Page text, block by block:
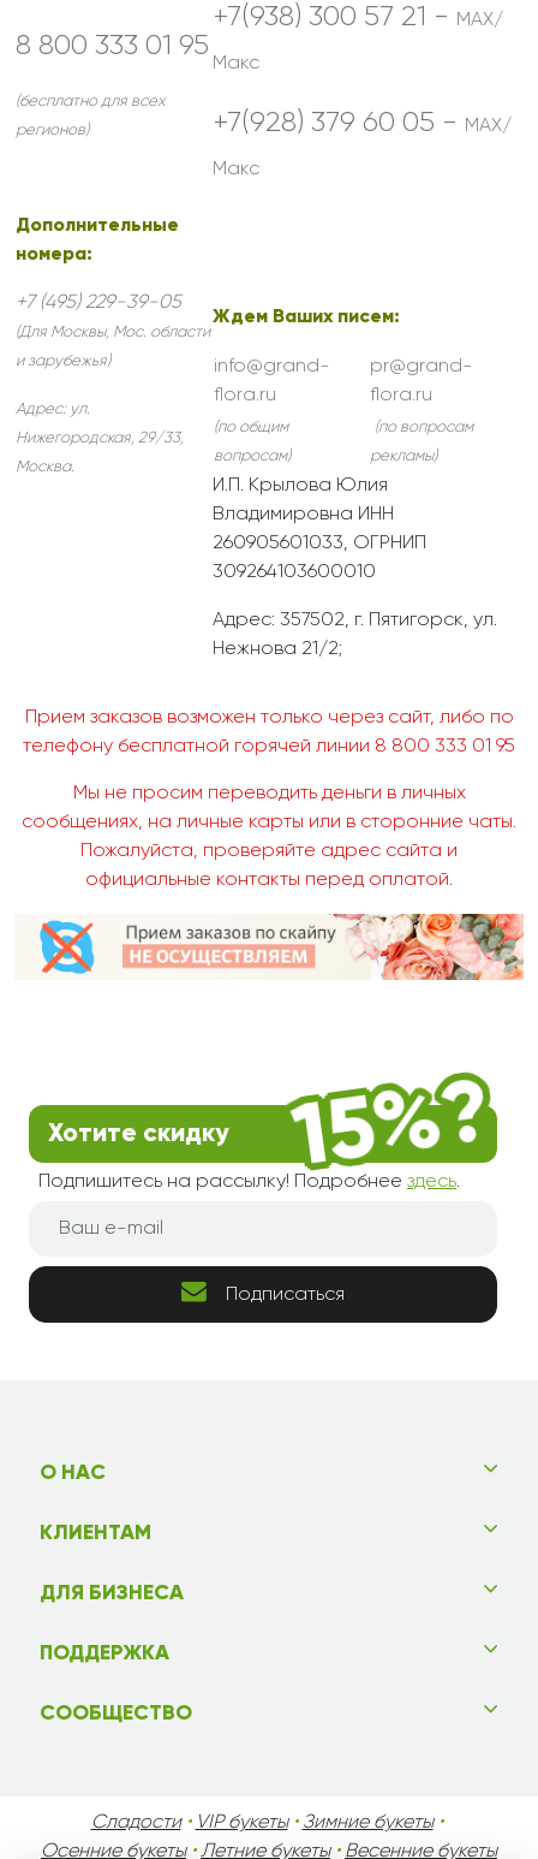
8 800 333 01 95
(бесплатно для всех
регионов)
Дополнительные
номера:
+7 (495) 229-39-05
(Для Москвы, Мос. области
и зарубежья)
Адрес: ул.
Нижегородская, 29/33,
Москва.
+7(938) 300 57 21 - MAX/
Макс
+7(928) 379 60 05 - MAX/
Макс
Ждем Ваших писем:
info@grand-
flora.ru
pr@grand-
flora.ru
(по общим
вопросам)
(по вопросам
рекламы)
И.П. Крылова Юлия
Владимировна ИНН
260905601033, ОГРНИП
309264103600010
Адрес: 357502, г. Пятигорск, ул.
Нежнова 21/2;
Прием заказов возможен только через сайт, либо по
телефону бесплатной горячей линии 8 800 333 01 95
Мы не просим переводить деньги в личных
сообщениях, на личные карты или в сторонние чаты.
Пожалуйста, проверяйте адрес сайта и
официальные контакты перед оплатой.
Хотите скидку
Подпишитесь на рассылку! Подробнее здесь.
Подписаться
О НАС
КЛИЕНТАМ
ДЛЯ БИЗНЕСА
ПОДДЕРЖКА
СООБЩЕСТВО
Сладости• VIP букеты• Зимние букеты•
Осенние букеты•Летние букеты• Весенние букеты